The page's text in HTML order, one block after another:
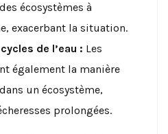
écosystèmes à
exacerbant la situation.
de l’eau : Les
également la manière
un écosystème,
prolongées.